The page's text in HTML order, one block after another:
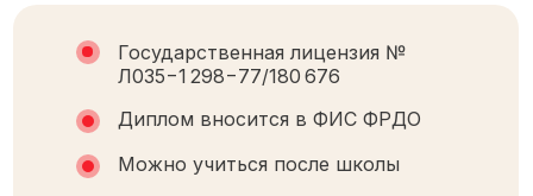
Можно учиться после школы
Диплом вносится в ФИС ФРДО
Государственная лицензия №
Л035−1 298−77/180 676